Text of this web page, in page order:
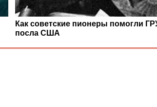
Как советские пионеры помогли
посла США